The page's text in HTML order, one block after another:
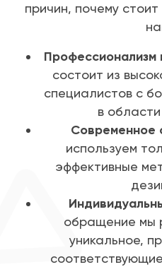
причин, почему
Профессионализм
состоит из
специалистов с
в
Современное
используем
эффективные
обращение мы
уникальное,